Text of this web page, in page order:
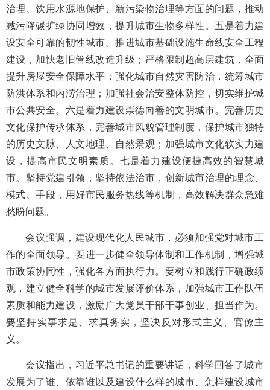
治理、饮用水源地保护、新污染物治理等方面的问题，推动
减污降碳扩绿协同增效，提升城市生物多样性。五是着力建
设安全可靠的韧性城市。推进城市基础设施生命线安全工程
建设，加快老旧管线改造升级；严格限制超高层建筑，全面
提升房屋安全保障水平；强化城市自然灾害防治，统筹城市
防洪体系和内涝治理；加强社会治安整体防控，切实维护城
市公共安全。六是着力建设崇德向善的文明城市。完善历史
文化保护传承体系，完善城市风貌管理制度，保护城市独特
的历史文脉、人文地理、自然景观；加强城市文化软实力建
设，提高市民文明素质。七是着力建设便捷高效的智慧城
市。坚持党建引领，坚持依法治市，创新城市治理的理念、
模式、手段，用好市民服务热线等机制，高效解决群众急难
愁盼问题。
会议强调，建设现代化人民城市，必须加强党对城市工
作的全面领导。要进一步健全领导体制和工作机制，增强城
市政策协同性，强化各方面执行力。要树立和践行正确政绩
观，建立健全科学的城市发展评价体系，加强城市工作队伍
素质和能力建设，激励广大党员干部干事创业、担当作为。
要坚持实事求是、求真务实，坚决反对形式主义、官僚主
义。
会议指出，习近平总书记的重要讲话，科学回答了城市
发展为了谁、依靠谁以及建设什么样的城市、怎样建设城市